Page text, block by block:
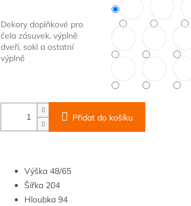
Dekory doplňkové pro
čela zásuvek, výplně
dveří, sokl a ostatní
výplně
Přidat do košíku
Výška 48/65
Šířka 204
Hloubka 94